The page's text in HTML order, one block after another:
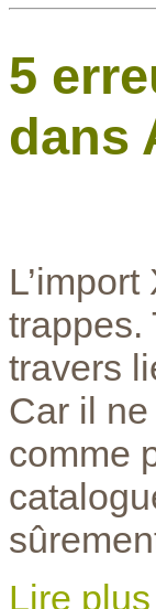
5
dans
trappes.
travers
Car il ne
comme
Lire plus